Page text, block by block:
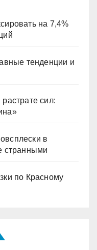
на 7,4%
тенденции и
сил:
в
странными
по Красному